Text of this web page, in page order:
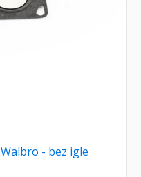
- bez igle